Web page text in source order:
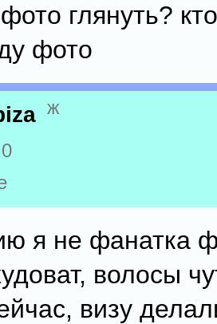
глянуть?
фото
ж
я не фанатка
волосы
визу